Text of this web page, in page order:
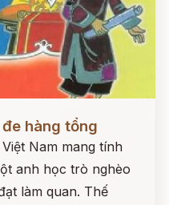
hàng tổng
Nam mang tính
anh học trò nghèo
làm quan. Thế